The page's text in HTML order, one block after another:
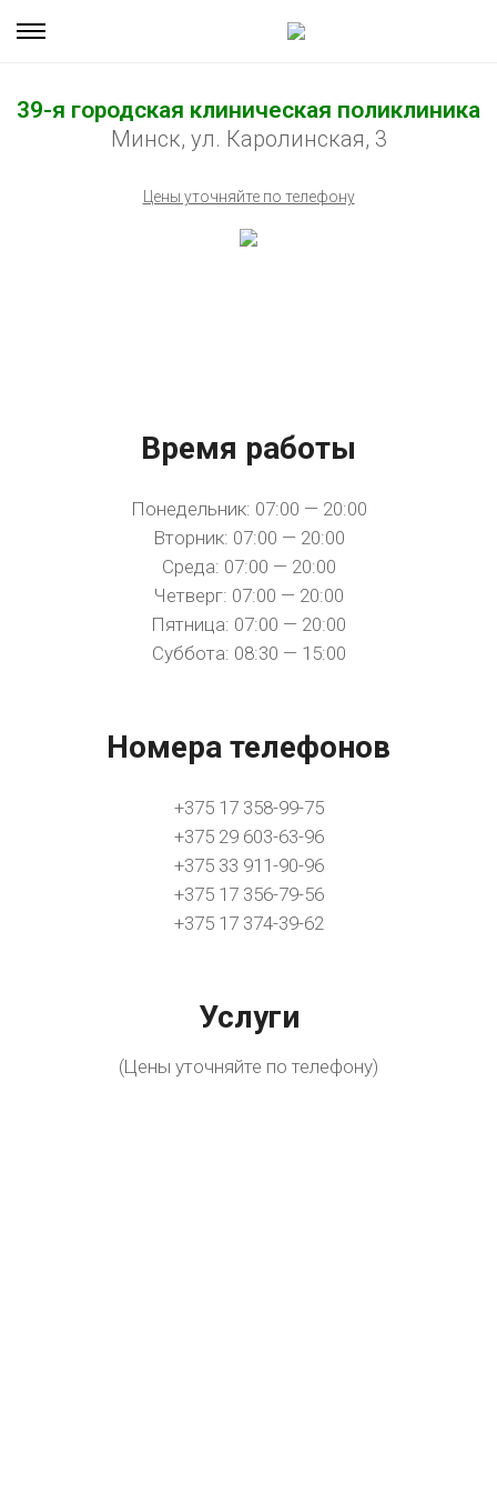
39-я городская клиническая поликлиника
Минск, ул. Каролинская, 3
Цены уточняйте по телефону
Время работы
Понедельник: 07:00 — 20:00
Вторник: 07:00 — 20:00
Среда: 07:00 — 20:00
Четверг: 07:00 — 20:00
Пятница: 07:00 — 20:00
Суббота: 08:30 — 15:00
Номера телефонов
+375 17 358-99-75
+375 29 603-63-96
+375 33 911-90-96
+375 17 356-79-56
+375 17 374-39-62
Услуги
(Цены уточняйте по телефону)